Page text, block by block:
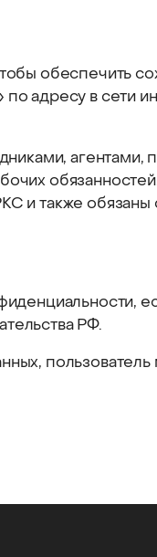
обеспечить
адресу в сети
агентами,
и также обязаны
РФ.
пользователь